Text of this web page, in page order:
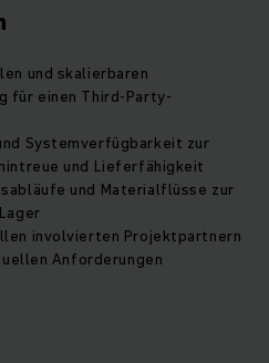
und skalierbaren
für einen Third-Party-
Systemverfügbarkeit zur
und Lieferfähigkeit
und Materialflüsse zur
involvierten Projektpartnern
Anforderungen